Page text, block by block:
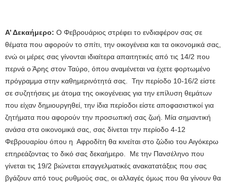
Α’ Δεκαήμερο: Ο Φεβρουάριος στρέφει το ενδιαφέρον σας σε
θέματα που αφορούν το σπίτι, την οικογένεια και τα οικονομικά σας,
ενώ οι μέρες σας γίνονται ιδιαίτερα απαιτητικές από τις 14/2 που
περνά ο Άρης στον Ταύρο, όπου αναμένεται να έχετε φορτωμένο
πρόγραμμα στην καθημερινότητά σας. Την περίοδο 10-16/2 είστε
σε συζητήσεις με άτομα της οικογένειας για την επίλυση θεμάτων
που είχαν δημιουργηθεί, την ίδια περίοδοι είστε αποφασιστικοί για
ζητήματα που αφορούν την προσωπική σας ζωή. Μία σημαντική
ανάσα στα οικονομικά σας, σας δίνεται την περίοδο 4-12
Φεβρουαρίου όπου η Αφροδίτη θα κινείται στο ζώδιο του Αιγόκερω
επηρεάζοντας το δικό σας δεκαήμερο. Με την Πανσέληνο που
γίνεται τις 19/2 βιώνεται επαγγελματικές ανακατατάξεις που σας
βγάζουν από τους ρυθμούς σας, οι αλλαγές όμως που θα γίνουν θα